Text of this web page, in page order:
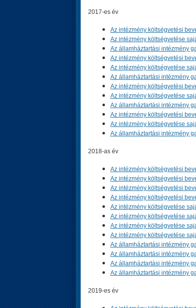
2017-es év
Az intézmény költségvetési
Az intézmény költségvetése
Az államháztartási intézmény
Az intézmény költségvetési
Az intézmény költségvetése
Az államháztartási intézmény
Az intézmény költségvetési
Az intézmény költségvetése
Az államháztartási intézmény
Az intézmény költségvetési
Az intézmény költségvetése
Az államháztartási intézmény
2018-as év
Az intézmény költségvetési
Az intézmény költségvetési
Az intézmény költségvetési
Az intézmény költségvetési
Az intézmény költségvetése
Az intézmény költségvetése
Az intézmény költségvetése
Az intézmény költségvetése
Az államháztartási intézmény
Az államháztartási intézmény
Az államháztartási intézmény
Az államháztartási intézmény
2019-es év